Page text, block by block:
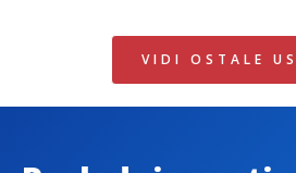
VIDI OSTALE